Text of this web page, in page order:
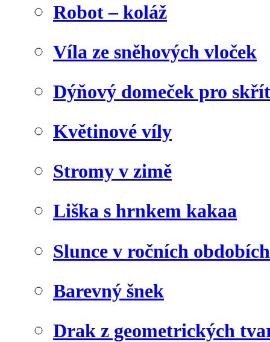
Robot – koláž
Víla ze sněhových vloček
Dýňový domeček pro
Květinové víly
Stromy v zimě
Liška s hrnkem kakaa
Slunce v ročních obdobích
Barevný šnek
Drak z geometrických